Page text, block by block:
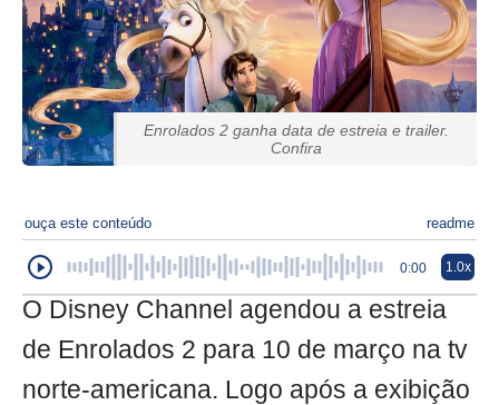
Enrolados 2 ganha data de estreia e trailer.
Confira
ouça este conteúdo readme
0:00 1.0x
O Disney Channel agendou a estreia
de Enrolados 2 para 10 de março na tv
norte-americana. Logo após a exibição